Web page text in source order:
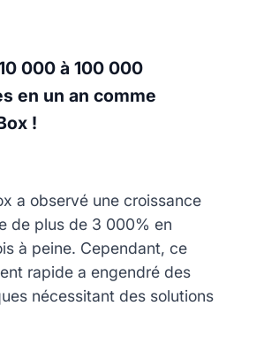
000 à 100 000
en un an comme
!
a observé une croissance
de plus de 3 000% en
à peine. Cependant, ce
rapide a engendré des
nécessitant des solutions